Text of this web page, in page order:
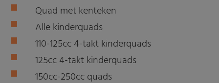
Quad met kenteken
Alle kinderquads
110-125cc 4-takt kinderquads
125cc 4-takt kinderquads
150cc-250cc quads